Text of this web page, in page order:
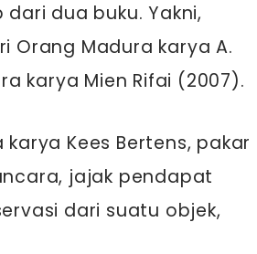
dua buku. Yakni,
Orang Madura karya A.
karya Mien Rifai (2007).
Kees Bertens, pakar
jajak pendapat
dari suatu objek,